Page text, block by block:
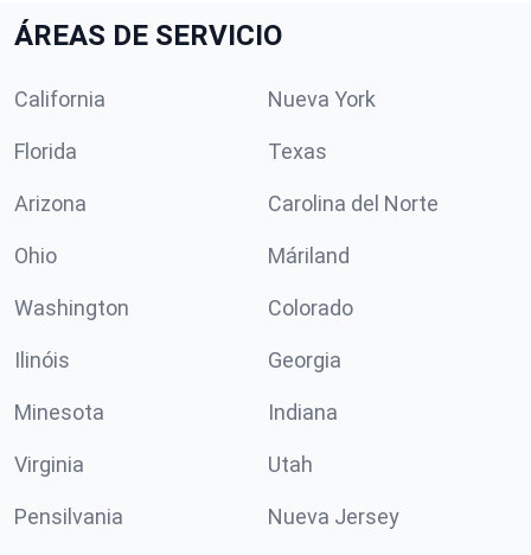
ÁREAS DE SERVICIO
California Nueva York
Florida Texas
Arizona Carolina del Norte
Ohio Máriland
Washington Colorado
Ilinóis Georgia
Minesota Indiana
Virginia Utah
Pensilvania Nueva Jersey